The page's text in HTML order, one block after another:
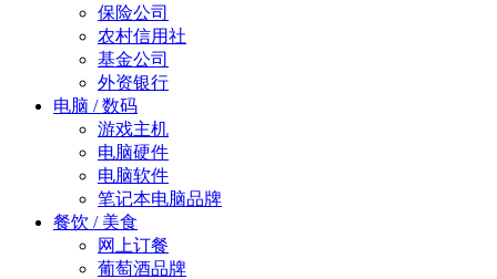
保险公司
农村信用社
基金公司
外资银行
电脑 / 数码
游戏主机
电脑硬件
电脑软件
笔记本电脑品牌
餐饮 / 美食
网上订餐
葡萄酒品牌